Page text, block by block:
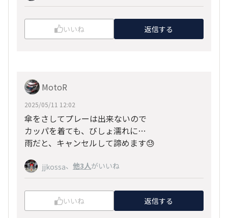
いいね 返信する
MotoR
2025/05/11 12:02
傘をさしてプレーは出来ないので
カッパを着ても、びしょ濡れに…
雨だと、キャンセルして諦めます😓
jjkossa、 他3人がいいね
いいね 返信する